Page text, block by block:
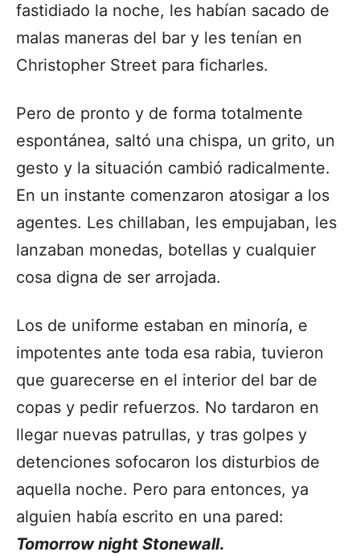
fastidiado la noche, les habían sacado de
malas maneras del bar y les tenían en
Christopher Street para ficharles.
Pero de pronto y de forma totalmente
espontánea, saltó una chispa, un grito, un
gesto y la situación cambió radicalmente.
En un instante comenzaron atosigar a los
agentes. Les chillaban, les empujaban, les
lanzaban monedas, botellas y cualquier
cosa digna de ser arrojada.
Los de uniforme estaban en minoría, e
impotentes ante toda esa rabia, tuvieron
que guarecerse en el interior del bar de
copas y pedir refuerzos. No tardaron en
llegar nuevas patrullas, y tras golpes y
detenciones sofocaron los disturbios de
aquella noche. Pero para entonces, ya
alguien había escrito en una pared:
Tomorrow night Stonewall.